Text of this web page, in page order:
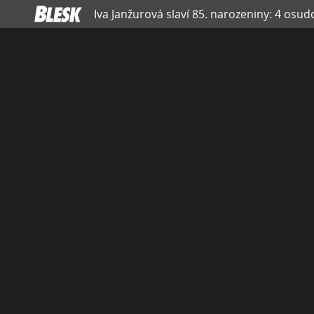
Iva Janžurová slaví 85. narozeniny: 4